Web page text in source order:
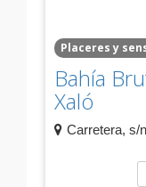
Placeres y
Bahía
Xaló
Carretera, s/n